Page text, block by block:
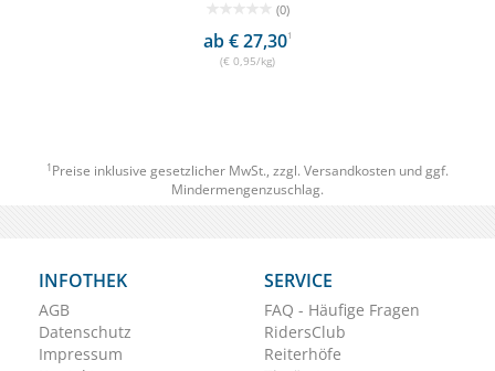
(0)
ab € 27,301
(€ 0,95/kg)
1 Preise inklusive gesetzlicher MwSt., zzgl. Versandkosten und ggf.
Mindermengenzuschlag.
INFOTHEK
AGB
Datenschutz
Impressum
SERVICE
FAQ - Häufige Fragen
RidersClub
Reiterhöfe